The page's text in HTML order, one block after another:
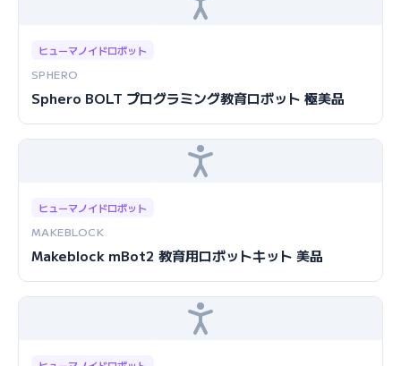
ヒューマノイドロボット
SPHERO
Sphero BOLT プログラミング教育ロボット 極美品
ヒューマノイドロボット
MAKEBLOCK
Makeblock mBot2 教育用ロボットキット 美品